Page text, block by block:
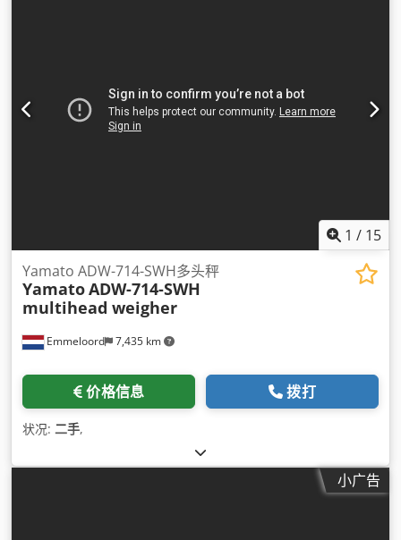
1 / 15
Emmeloord 7,435 km
Yamato ADW-714-SWH多头秤
YamatoADW-714-SWH
multihead weigher
价格信息 拨打
状况: 二手,
小广告